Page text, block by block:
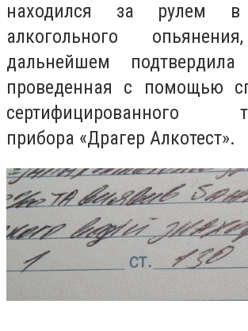
находился за рулем в
алкогольного
дальнейшем подтвердила
проведенная с помощью
сертифицированного
прибора «Драгер Алкотест».